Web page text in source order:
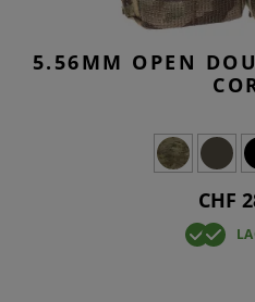
5.56MM OPEN
CHF